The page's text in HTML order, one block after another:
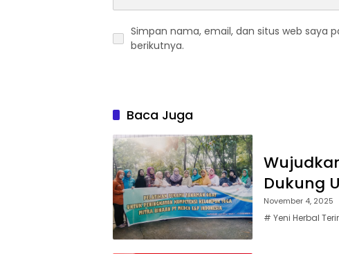
Simpan nama, email, dan situs web saya
berikutnya.
Baca Juga
Dukung
November 4, 2025
# Yeni Herbal